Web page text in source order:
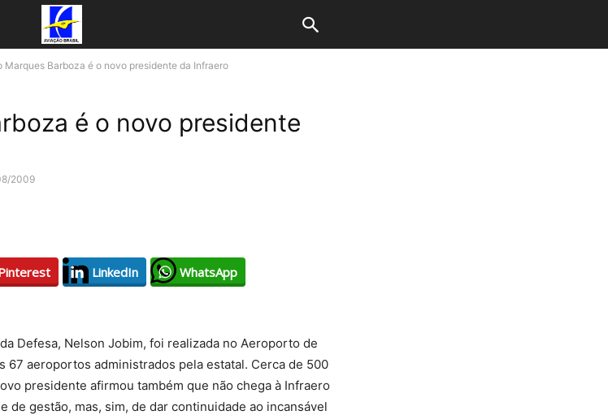
Marques Barboza é o novo presidente da Infraero
é o novo presidente
2009
LinkedIn
WhatsApp
Defesa, Nelson Jobim, foi realizada no Aeroporto de
67 aeroportos administrados pela estatal. Cerca de 500
presidente afirmou também que não chega à Infraero
de gestão, mas, sim, de dar continuidade ao incansável